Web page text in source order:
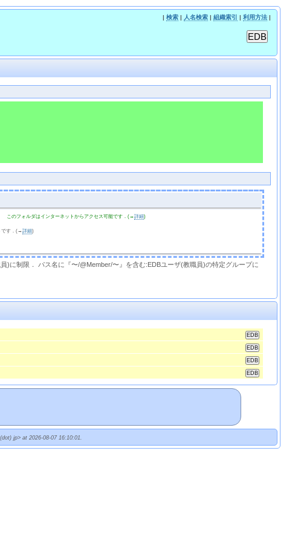
| 検索| 人名検索| 組織索引 | 利用方法|
このフォルダはインターネットからアクセス可能です．(→詳細)
です．(→詳細)
に制限． パス名に『〜/@Member/〜』を含む:EDBユーザ(教職員)の特定グループに
jp> at 2026-08-07 16:10:01.